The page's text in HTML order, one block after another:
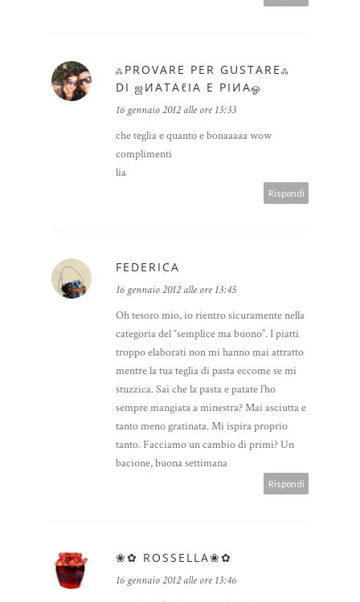
ஃPROVARE PER GUSTAREஃ
DI ஜИΑТΑℓΙΑ E ΡΙИΑஓ
16 gennaio 2012 alle ore 13:33
che teglia e quanto e bonaaaaa wow
complimenti
lia
Rispondi
FEDERICA
16 gennaio 2012 alle ore 13:45
Oh tesoro mio, io rientro sicuramente nella
categoria del “semplice ma buono”. I piatti
troppo elaborati non mi hanno mai attratto
mentre la tua teglia di pasta eccome se mi
stuzzica. Sai che la pasta e patate l’ho
sempre mangiata a minestra? Mai asciutta e
tanto meno gratinata. Mi ispira proprio
tanto. Facciamo un cambio di primi? Un
bacione, buona settimana
Rispondi
❀✿ ROSSELLA❀✿
16 gennaio 2012 alle ore 13:46